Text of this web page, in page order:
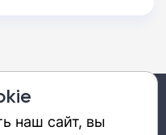
наш сайт, вы